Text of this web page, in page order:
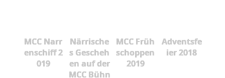
MCC Narr
enschiff 2
019
Närrische
s Gescheh
en auf der
MCC Bühn
MCC Früh
schoppen
2019
Adventsfe
ier 2018